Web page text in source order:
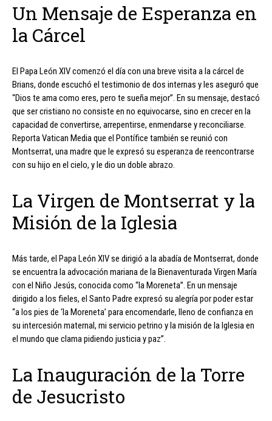
Un Mensaje de Esperanza en
la Cárcel
El Papa León XIV comenzó el día con una breve visita a la cárcel de
Brians, donde escuchó el testimonio de dos internas y les aseguró que
“Dios te ama como eres, pero te sueña mejor”. En su mensaje, destacó
que ser cristiano no consiste en no equivocarse, sino en crecer en la
capacidad de convertirse, arrepentirse, enmendarse y reconciliarse.
Reporta Vatican Media que el Pontífice también se reunió con
Montserrat, una madre que le expresó su esperanza de reencontrarse
con su hijo en el cielo, y le dio un doble abrazo.
La Virgen de Montserrat y la
Misión de la Iglesia
Más tarde, el Papa León XIV se dirigió a la abadía de Montserrat, donde
se encuentra la advocación mariana de la Bienaventurada Virgen María
con el Niño Jesús, conocida como “la Moreneta”. En un mensaje
dirigido a los fieles, el Santo Padre expresó su alegría por poder estar
“a los pies de ‘la Moreneta’ para encomendarle, lleno de confianza en
su intercesión maternal, mi servicio petrino y la misión de la Iglesia en
el mundo que clama pidiendo justicia y paz”.
La Inauguración de la Torre
de Jesucristo